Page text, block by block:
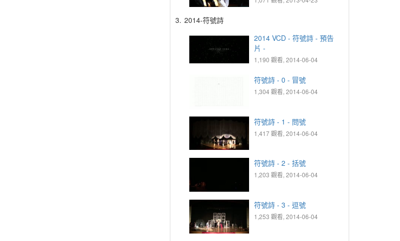
3. 2014-符號詩
2014 VCD - 符號詩 - 預告
片 -
1,190 觀看, 2014-06-04
符號詩 - 0 - 冒號
1,304 觀看, 2014-06-04
符號詩 - 1 - 問號
1,417 觀看, 2014-06-04
符號詩 - 2 - 括號
1,203 觀看, 2014-06-04
符號詩 - 3 - 逗號
1,253 觀看, 2014-06-04